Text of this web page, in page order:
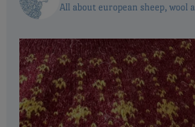
All about european sheep,